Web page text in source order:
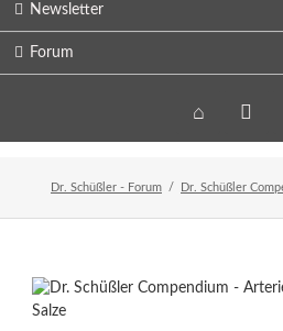
Newsletter
Forum
Home
Dr. Schüßler - Forum Dr. Schüßler